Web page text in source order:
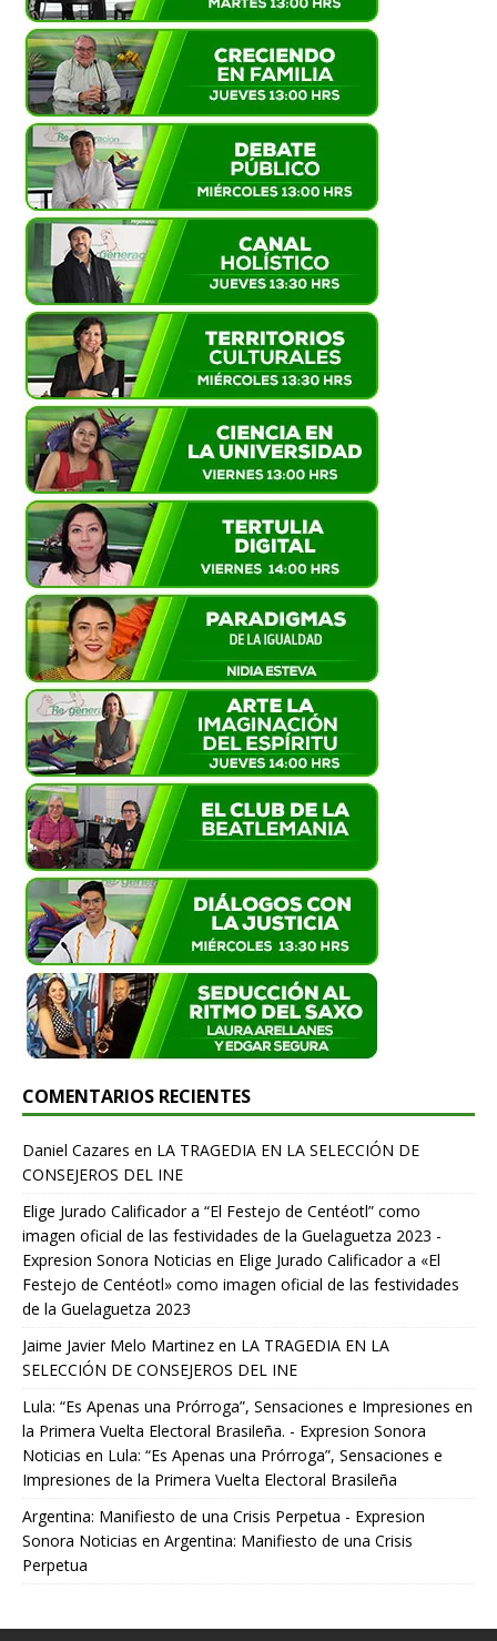
COMENTARIOS RECIENTES
Daniel Cazares en LA TRAGEDIA EN LA SELECCIÓN DE
CONSEJEROS DEL INE
Elige Jurado Calificador a “El Festejo de Centéotl” como
imagen oficial de las festividades de la Guelaguetza 2023 -
Expresion Sonora Noticias en Elige Jurado Calificador a «El
Festejo de Centéotl» como imagen oficial de las festividades
de la Guelaguetza 2023
Jaime Javier Melo Martinez en LA TRAGEDIA EN LA
SELECCIÓN DE CONSEJEROS DEL INE
Lula: “Es Apenas una Prórroga”, Sensaciones e Impresiones en
la Primera Vuelta Electoral Brasileña. - Expresion Sonora
Noticias en Lula: “Es Apenas una Prórroga”, Sensaciones e
Impresiones de la Primera Vuelta Electoral Brasileña
Argentina: Manifiesto de una Crisis Perpetua - Expresion
Sonora Noticias en Argentina: Manifiesto de una Crisis
Perpetua